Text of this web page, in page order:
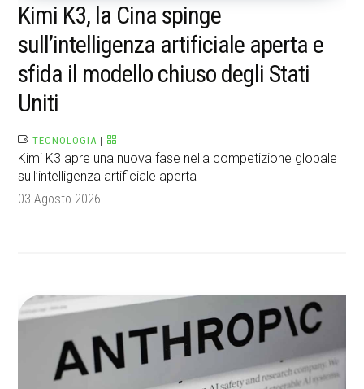
Kimi K3, la Cina spinge
sull’intelligenza artificiale aperta e
sfida il modello chiuso degli Stati
Uniti
TECNOLOGIA |
Kimi K3 apre una nuova fase nella competizione globale
sull’intelligenza artificiale aperta
03 Agosto 2026